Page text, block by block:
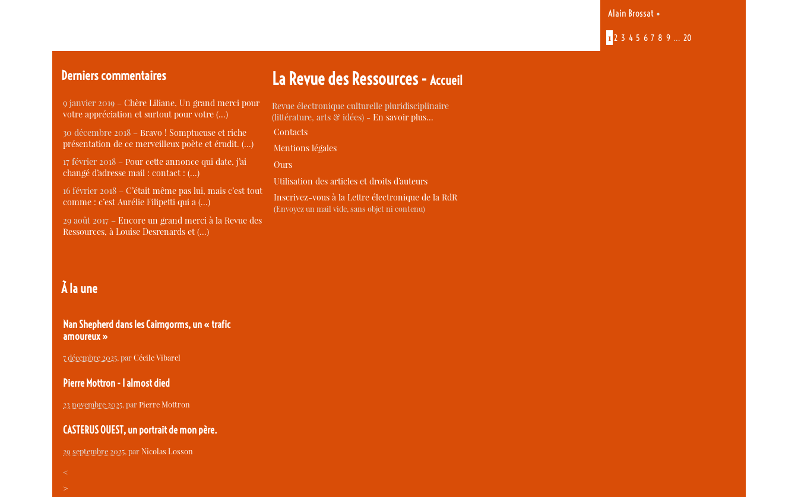
Alain Brossat •
1 2 3 4 5 6 7 8 9 … 20
Derniers commentaires
9 janvier 2019 – Chère Liliane, Un grand merci pour
votre appréciation et surtout pour votre (…)
30 décembre 2018 – Bravo ! Somptueuse et riche
présentation de ce merveilleux poète et érudit. (…)
17 février 2018 – Pour cette annonce qui date, j’ai
changé d’adresse mail : contact : (…)
16 février 2018 – C’était même pas lui, mais c’est tout
comme : c’est Aurélie Filipetti qui a (…)
29 août 2017 – Encore un grand merci à la Revue des
Ressources, à Louise Desrenards et (…)
À la une
Nan Shepherd dans les Cairngorms, un « trafic
amoureux »
7 décembre 2025, parCécile Vibarel
Pierre Mottron - I almost died
23 novembre 2025, parPierre Mottron
CASTERUS OUEST, un portrait de mon père.
29 septembre 2025, parNicolas Losson
<
>
La Revue des Ressources -Accueil
Revue électronique culturelle pluridisciplinaire
(littérature, arts & idées) -En savoir plus…
Contacts
Mentions légales
Ours
Utilisation des articles et droits d’auteurs
Inscrivez-vous à la Lettre électronique de la RdR
(Envoyez un mail vide, sans objet ni contenu)